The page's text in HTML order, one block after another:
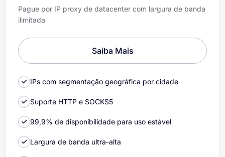
Pague por IP proxy de datacenter com largura de banda
ilimitada
Saiba Mais
IPs com segmentação geográfica por cidade
Suporte HTTP e SOCKS5
99,9% de disponibilidade para uso estável
Largura de banda ultra-alta